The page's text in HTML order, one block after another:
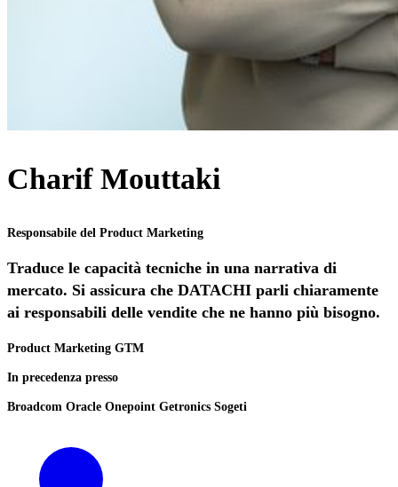
Charif Mouttaki
Responsabile del Product Marketing
Traduce le capacità tecniche in una narrativa di
mercato. Si assicura che DATACHI parli chiaramente
ai responsabili delle vendite che ne hanno più bisogno.
Product Marketing GTM
In precedenza presso
Broadcom Oracle Onepoint Getronics Sogeti